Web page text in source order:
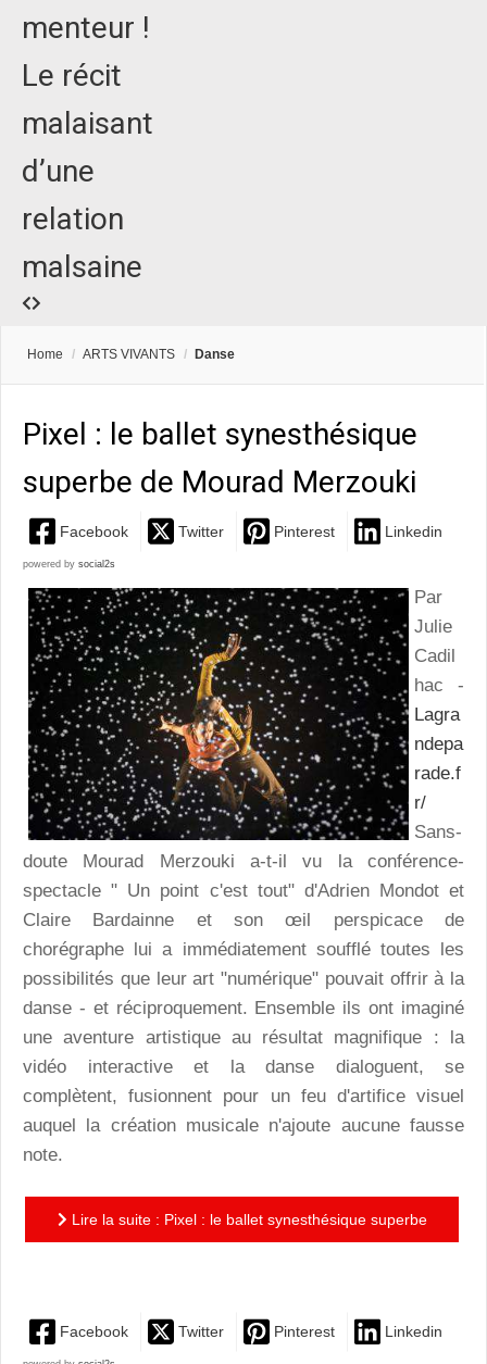
menteur !
Le récit
malaisant
d’une
relation
malsaine
Home / ARTS VIVANTS / Danse
Pixel : le ballet synesthésique
superbe de Mourad Merzouki
Facebook Twitter Pinterest Linkedin
powered by social2s
Par
Julie
Cadil
hac -
Lagra
ndepa
rade.f
r/
Sans-
doute Mourad Merzouki a-t-il vu la conférence-
spectacle " Un point c'est tout" d'Adrien Mondot et
Claire Bardainne et son œil perspicace de
chorégraphe lui a immédiatement soufflé toutes les
possibilités que leur art "numérique" pouvait offrir à la
danse - et réciproquement. Ensemble ils ont imaginé
une aventure artistique au résultat magnifique : la
vidéo interactive et la danse dialoguent, se
complètent, fusionnent pour un feu d'artifice visuel
auquel la création musicale n'ajoute aucune fausse
note.
Lire la suite : Pixel : le ballet synesthésique superbe
Facebook Twitter Pinterest Linkedin